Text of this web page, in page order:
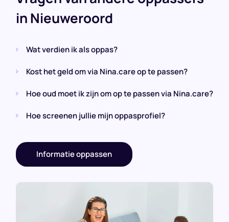
in Nieuweroord
Wat verdien ik als oppas?
Kost het geld om via Nina.care op te passen?
Hoe oud moet ik zijn om op te passen via Nina.care?
Hoe screenen jullie mijn oppasprofiel?
Informatie oppassen